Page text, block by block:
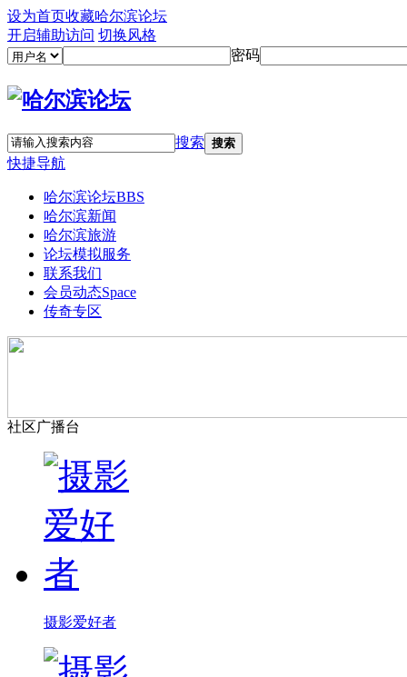
设为首页收藏哈尔滨论坛
开启辅助访问 切换风格
密码
搜索 搜索
快捷导航
哈尔滨论坛BBS
哈尔滨新闻
哈尔滨旅游
论坛模拟服务
联系我们
会员动态Space
传奇专区
社区广播台
摄影爱好者